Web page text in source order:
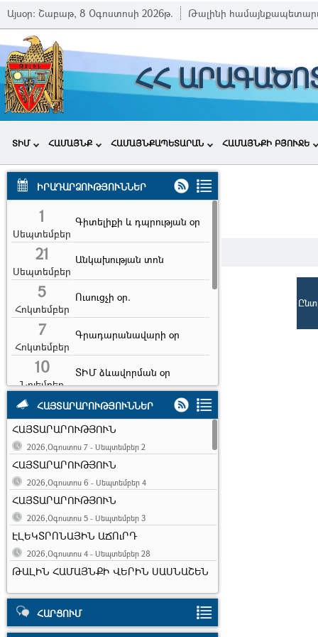
Այսօր: Շաբաթ, 8 Օգոստոսի 2026թ. Թալինի
ՀՀ
ՏԻՄ ՀԱՄԱՅՆՔ ՀԱՄԱՅՆՔԱՊԵՏԱՐԱՆ ՀԱՄԱՅՆՔԻ ԲՅՈՒՋԵ
ԻՐԱԴԱՐՁՈՒԹՅՈՒՆՆԵՐ
1
Սեպտեմբեր
Գիտելիքի և դպրության օր
21
Սեպտեմբեր
Անկախության տոն
5
Հոկտեմբեր
Ուսուցչի օր.
7
Հոկտեմբեր
Գրադարանավարի օր
10
Նոյեմբեր
ՏԻՄ ձևավորման օր
10
Նոյեմբեր
Երիտասարդության
համաշխարհային օր
7
Դեկտեմբեր
Երկրաշարժի զոհերի
հիշատակի օր
31
Դեկտեմբեր
Ամանոր
6
Հունվար
Սուրբ ծնունդ և
հայտնություն
13
Հունվար
Հին նոր տարի
ՀԱՅՏԱՐԱՐՈՒԹՅՈՒՆՆԵՐ
ՀԱՅՏԱՐԱՐՈՒԹՅՈՒՆ
2026,Օգոստոս 7 - Սեպտեմբեր 2
ՀԱՅՏԱՐԱՐՈՒԹՅՈՒՆ
2026,Օգոստոս 6 - Սեպտեմբեր 4
ՀԱՅՏԱՐԱՐՈՒԹՅՈՒՆ
2026,Օգոստոս 5 - Սեպտեմբեր 3
ԷԼԵԿՏՐՈՆԱՅԻՆ ԱՃՈւՐԴ
2026,Օգոստոս 4 - Սեպտեմբեր 28
ԹԱԼԻՆ ՀԱՄԱՅՆՔԻ ՎԵՐԻՆ ՍԱՍՆԱՇԵՆ
ՆՐԲԱՆՑՔ, ԹԻՎ 3/5 ՀԱՍՑԵՈՒՄ
ԳՏՆՎՈՂ, ՀԱՄԱՅՆՔԻ
ՍԵՓԱԿԱՆՈՒԹՅՈՒՆ ՀԱՆԴԻՍԱՑՈՂ
ՀԱՐՑՈՒՄ